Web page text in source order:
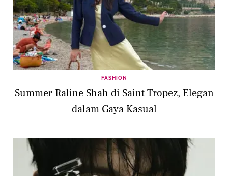
FASHION
Summer Raline Shah di Saint Tropez, Elegan
dalam Gaya Kasual